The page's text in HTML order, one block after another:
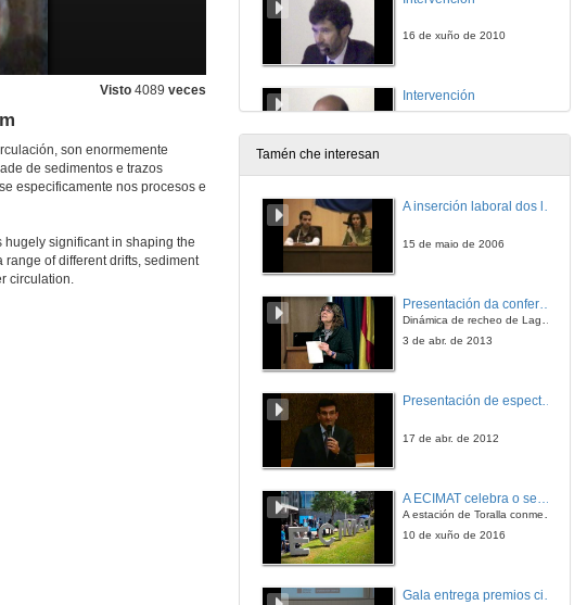
Visto 4089 veces
son enormemente
de sedimentos e trazos
especificamente nos procesos e
hugely significant in shaping the
of different drifts, sediment
circulation.
16 de xuño de 2010
Intervención
16 de xuño de 2010
16 de xuño de 2010
Keynote
16 de xuño de 2010
The estimation of deep bottom current velocity from bedform observations
Tamén che interesan
A inserción laboral dos licenciados en Ciencias do Mar: a carreira investigadora
15 de maio de 2006
Dinámica de recheo de Lagoons en arrecifes de coral
3 de abr. de 2013
Presentación de espectro-radiómetros ASD
17 de abr. de 2012
A estación de Toralla conmemora a efeméride asinando un convenio coa Universidad del País Vasco
10 de xuño de 2016
Gala entrega premios ciencia que conta 2014. Fundación Barrié